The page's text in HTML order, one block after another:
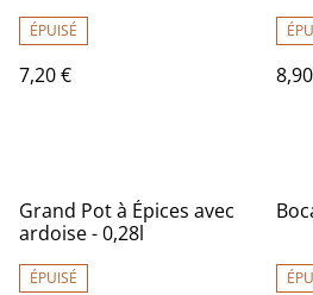
ÉPUISÉ
7,20 €
Grand Pot à Épices avec
ardoise - 0,28l
ÉPUISÉ